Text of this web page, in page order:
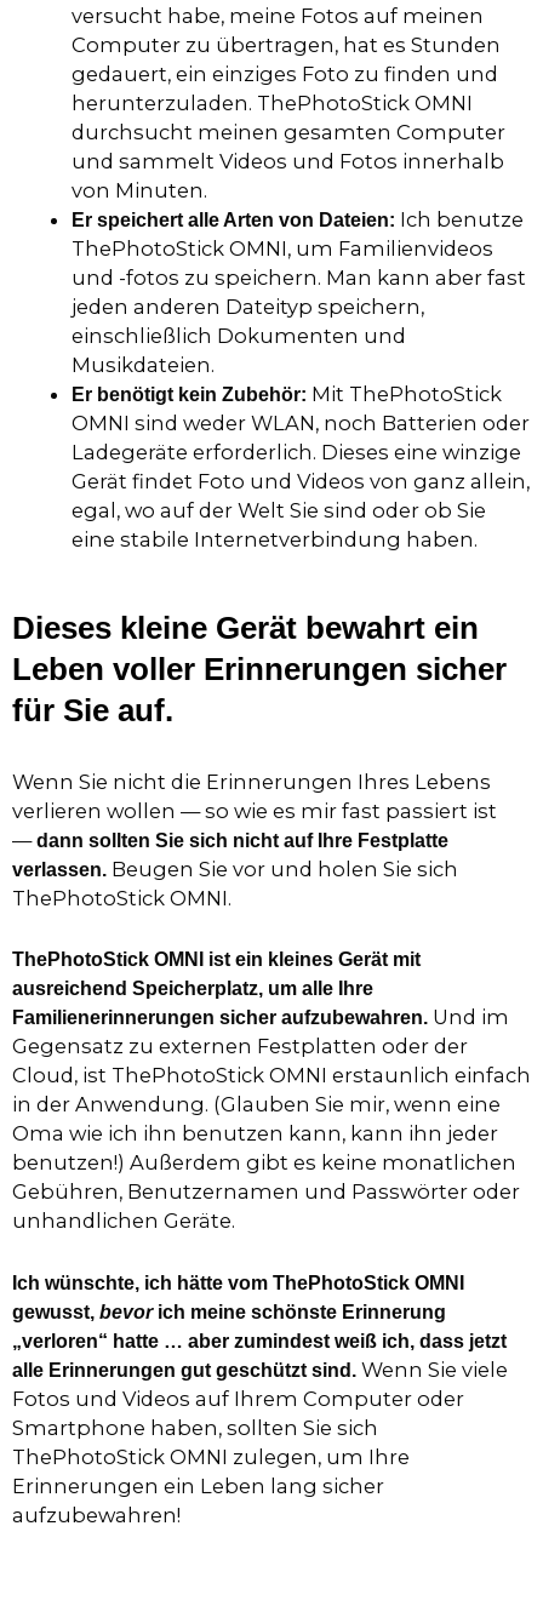
versucht habe, meine Fotos auf meinen
Computer zu übertragen, hat es Stunden
gedauert, ein einziges Foto zu finden und
herunterzuladen. ThePhotoStick OMNI
durchsucht meinen gesamten Computer
und sammelt Videos und Fotos innerhalb
von Minuten.
Er speichert alle Arten von Dateien: Ich benutze
ThePhotoStick OMNI, um Familienvideos
und -fotos zu speichern. Man kann aber fast
jeden anderen Dateityp speichern,
einschließlich Dokumenten und
Musikdateien.
Er benötigt kein Zubehör: Mit ThePhotoStick
OMNI sind weder WLAN, noch Batterien oder
Ladegeräte erforderlich. Dieses eine winzige
Gerät findet Foto und Videos von ganz allein,
egal, wo auf der Welt Sie sind oder ob Sie
eine stabile Internetverbindung haben.
Dieses kleine Gerät bewahrt ein
Leben voller Erinnerungen sicher
für Sie auf.
Wenn Sie nicht die Erinnerungen Ihres Lebens
verlieren wollen — so wie es mir fast passiert ist
—dann sollten Sie sich nicht auf Ihre Festplatte
verlassen. Beugen Sie vor und holen Sie sich
ThePhotoStick OMNI.
ThePhotoStick OMNI ist ein kleines Gerät mit
ausreichend Speicherplatz, um alle Ihre
Familienerinnerungen sicher aufzubewahren. Und im
Gegensatz zu externen Festplatten oder der
Cloud, ist ThePhotoStick OMNI erstaunlich einfach
in der Anwendung. (Glauben Sie mir, wenn eine
Oma wie ich ihn benutzen kann, kann ihn jeder
benutzen!) Außerdem gibt es keine monatlichen
Gebühren, Benutzernamen und Passwörter oder
unhandlichen Geräte.
Ich wünschte, ich hätte vom ThePhotoStick OMNI
gewusst, bevorich meine schönste Erinnerung
„verloren“ hatte … aber zumindest weiß ich, dass jetzt
alle Erinnerungen gut geschützt sind. Wenn Sie viele
Fotos und Videos auf Ihrem Computer oder
Smartphone haben, sollten Sie sich
ThePhotoStick OMNI zulegen, um Ihre
Erinnerungen ein Leben lang sicher
aufzubewahren!